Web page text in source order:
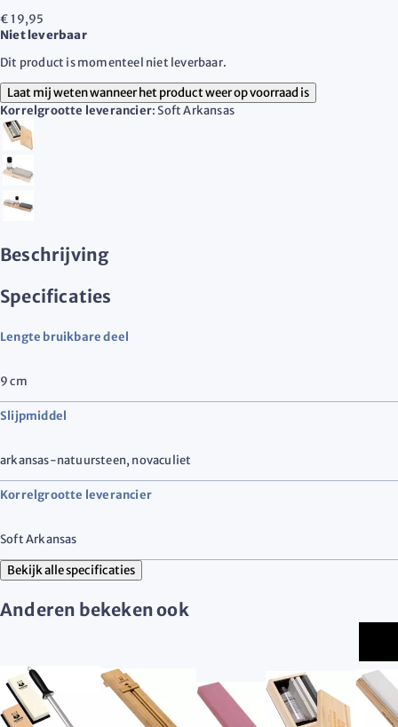
€ 19,95
Niet leverbaar
Dit product is momenteel niet leverbaar.
Laat mij weten wanneer het product weer op voorraad is
Korrelgrootte leverancier:Soft Arkansas
Beschrijving
Specificaties
Lengte bruikbare deel
9cm
Slijpmiddel
arkansas-natuursteen, novaculiet
Korrelgrootte leverancier
Soft Arkansas
Bekijk alle specificaties
Anderen bekeken ook